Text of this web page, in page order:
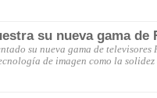
su nueva gama de
su nueva gama de
de imagen como la